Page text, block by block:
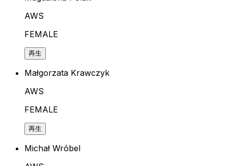
AWS
FEMALE
再生
Małgorzata Krawczyk
AWS
FEMALE
再生
Michał Wróbel